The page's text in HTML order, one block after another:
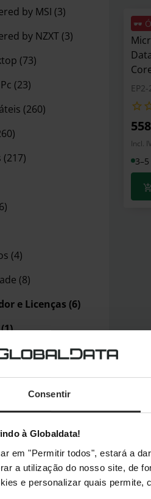
Consentir
à Globaldata!
em "Permitir todos", estará a
a utilização do nosso site, de
e personalizar quais permite,
by MSI (3)
by NZXT (3)
(73)
(23)
(260)
(217)
(4)
(8)
e Licenças (6)
(1)
(6)
Incl.